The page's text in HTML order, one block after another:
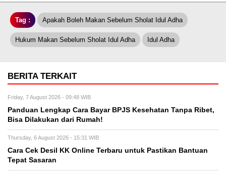
Tag : Apakah Boleh Makan Sebelum Sholat Idul Adha
Hukum Makan Sebelum Sholat Idul Adha Idul Adha
BERITA TERKAIT
Friday, 7 August 2026 - 09:48 WIB
Panduan Lengkap Cara Bayar BPJS Kesehatan Tanpa Ribet,
Bisa Dilakukan dari Rumah!
Thursday, 6 August 2026 - 15:31 WIB
Cara Cek Desil KK Online Terbaru untuk Pastikan Bantuan
Tepat Sasaran